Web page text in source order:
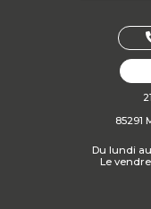
85291
Du lundi au
Le